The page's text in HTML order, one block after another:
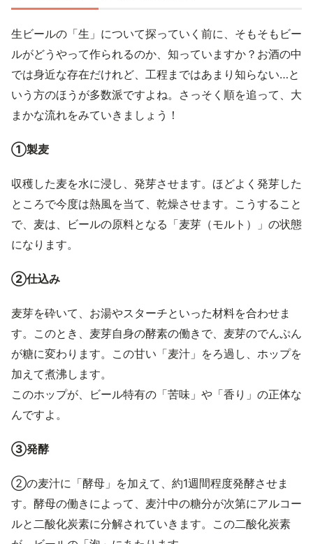
生ビールの「生」について探っていく前に、そもそもビー
ルがどうやって作られるのか、知っていますか？お酒の中
では身近な存在だけれど、工程まではあまり知らない…と
いう方のほうが多数派ですよね。さっそく順を追って、大
まかな流れをみていきましょう！
①製麦
収穫した麦を水に浸し、発芽させます。ほどよく発芽した
ところで今度は熱風を当て、乾燥させます。こうすること
で、麦は、ビールの原料となる「麦芽（モルト）」の状態
になります。
②仕込み
麦芽を砕いて、お湯やスターチといった材料を合わせま
す。このとき、麦芽自身の酵素の働きで、麦芽のでんぷん
が糖に変わります。この甘い「麦汁」をろ過し、ホップを
加えて煮沸します。
このホップが、ビール特有の「苦味」や「香り」の正体な
んですよ。
③発酵
②の麦汁に「酵母」を加えて、約1週間程度発酵させま
す。酵母の働きによって、麦汁中の糖分が次第にアルコー
ルと二酸化炭素に分解されていきます。この二酸化炭素